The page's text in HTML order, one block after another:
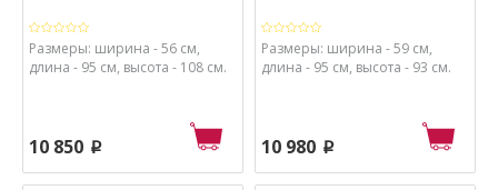
Размеры: ширина - 56 см,
длина - 95 см, высота - 108 см.
10 850 p
Размеры: ширина - 59 см,
длина - 95 см, высота - 93 см.
10 980 p